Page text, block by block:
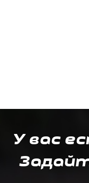
У вас